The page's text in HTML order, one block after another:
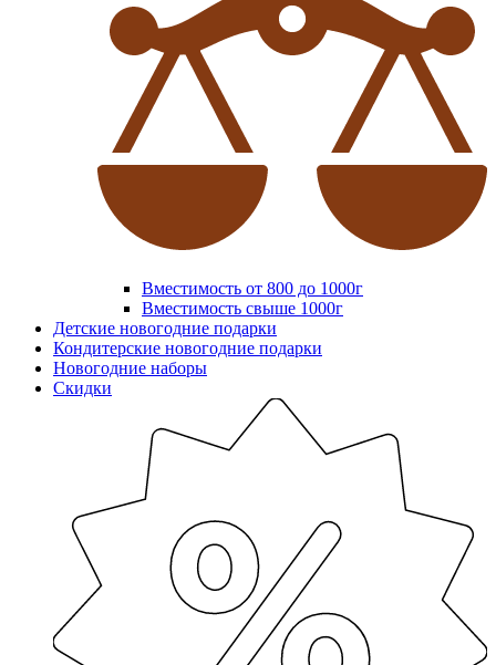
Вместимость от 800 до 1000г
Вместимость свыше 1000г
Детские новогодние подарки
Кондитерские новогодние подарки
Новогодние наборы
Скидки